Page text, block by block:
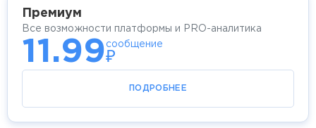
Премиум
Все возможности платформы и PRO-аналитика
11.99 сообщение
₽
ПОДРОБНЕЕ